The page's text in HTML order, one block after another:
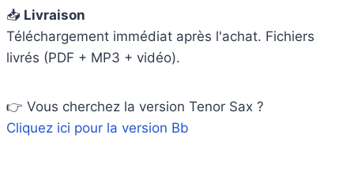
📥 Livraison
Téléchargement immédiat après l'achat. Fichiers
livrés (PDF + MP3 + vidéo).
👉 Vous cherchez la version Tenor Sax ?
Cliquez ici pour la version Bb